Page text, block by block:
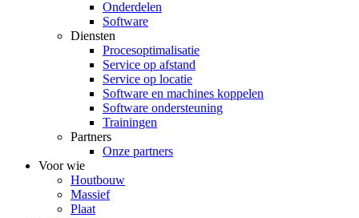
Onderdelen
Software
Diensten
Procesoptimalisatie
Service op afstand
Service op locatie
Software en machines koppelen
Software ondersteuning
Trainingen
Partners
Onze partners
Voor wie
Houtbouw
Massief
Plaat